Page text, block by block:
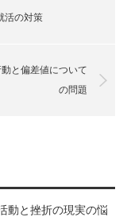
活の対策
と偏差値について
の問題
動と挫折の現実の悩